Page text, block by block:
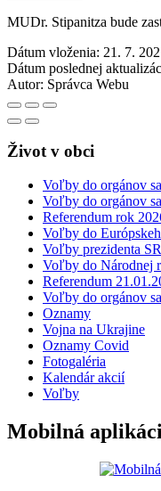
MUDr. Stipanitza bude
Dátum vloženia: 21. 7.
Dátum poslednej
Autor: Správca Webu
Život v obci
Voľby do orgánov
Voľby do orgánov
Referendum rok
Voľby do
Voľby prezidenta
Voľby do Národnej
Referendum
Voľby do orgánov
Oznamy
Vojna na Ukrajine
Oznamy Covid
Fotogaléria
Kalendár akcií
Voľby
Mobilná